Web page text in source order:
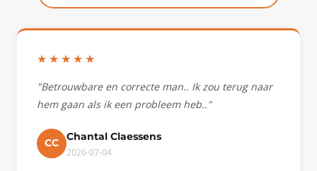
Geverifieerde klantbeoordelingen
★★★★★
"Betrouwbare en correcte man.. Ik zou terug naar
hem gaan als ik een probleem heb.."
CC Chantal Claessens
2026-07-04